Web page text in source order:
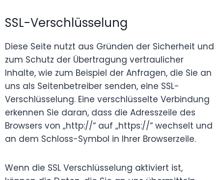
SSL-Verschlüsselung
Diese Seite nutzt aus Gründen der Sicherheit und
zum Schutz der Übertragung vertraulicher
Inhalte, wie zum Beispiel der Anfragen, die Sie an
uns als Seitenbetreiber senden, eine SSL-
Verschlüsselung. Eine verschlüsselte Verbindung
erkennen Sie daran, dass die Adresszeile des
Browsers von „http://“ auf „https://“ wechselt und
an dem Schloss-Symbol in Ihrer Browserzeile.
Wenn die SSL Verschlüsselung aktiviert ist,